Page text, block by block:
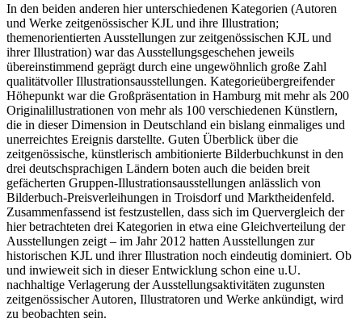
In den beiden anderen hier unterschiedenen Kategorien (Autoren
und Werke zeitgenössischer KJL und ihre Illustration;
themenorientierten Ausstellungen zur zeitgenössischen KJL und
ihrer Illustration) war das Ausstellungsgeschehen jeweils
übereinstimmend geprägt durch eine ungewöhnlich große Zahl
qualitätvoller Illustrationsausstellungen. Kategorieübergreifender
Höhepunkt war die Großpräsentation in Hamburg mit mehr als 200
Originalillustrationen von mehr als 100 verschiedenen Künstlern,
die in dieser Dimension in Deutschland ein bislang einmaliges und
unerreichtes Ereignis darstellte. Guten Überblick über die
zeitgenössische, künstlerisch ambitionierte Bilderbuchkunst in den
drei deutschsprachigen Ländern boten auch die beiden breit
gefächerten Gruppen-Illustrationsausstellungen anlässlich von
Bilderbuch-Preisverleihungen in Troisdorf und Marktheidenfeld.
Zusammenfassend ist festzustellen, dass sich im Quervergleich der
hier betrachteten drei Kategorien in etwa eine Gleichverteilung der
Ausstellungen zeigt – im Jahr 2012 hatten Ausstellungen zur
historischen KJL und ihrer Illustration noch eindeutig dominiert. Ob
und inwieweit sich in dieser Entwicklung schon eine u.U.
nachhaltige Verlagerung der Ausstellungsaktivitäten zugunsten
zeitgenössischer Autoren, Illustratoren und Werke ankündigt, wird
zu beobachten sein.